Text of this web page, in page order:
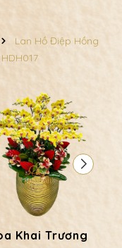
Lan Hồ Điệp Hồng
Khai Trương